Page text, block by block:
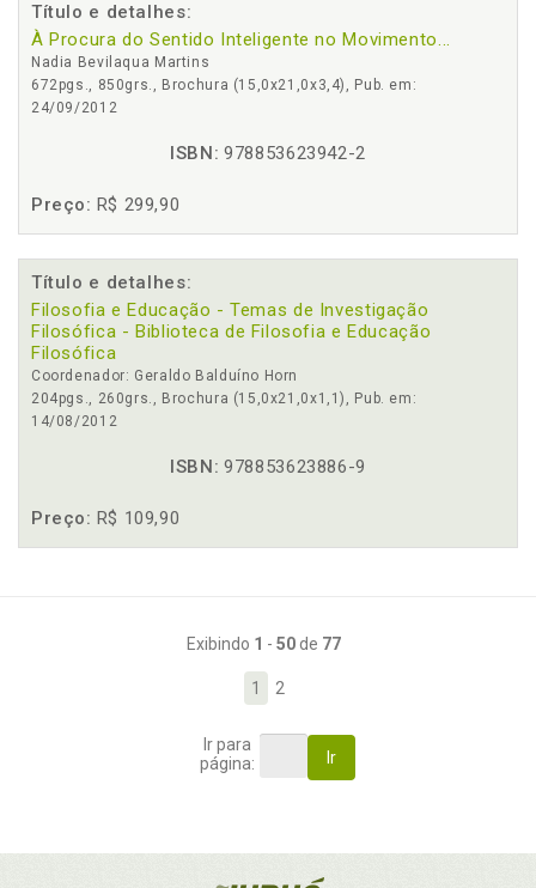
Título e detalhes:
À Procura do Sentido Inteligente no Movimento...
Nadia Bevilaqua Martins
672pgs., 850grs., Brochura (15,0x21,0x3,4), Pub. em:
24/09/2012
ISBN: 978853623942-2
Preço: R$ 299,90
Título e detalhes:
Filosofia e Educação - Temas de Investigação
Filosófica - Biblioteca de Filosofia e Educação
Filosófica
Coordenador: Geraldo Balduíno Horn
204pgs., 260grs., Brochura (15,0x21,0x1,1), Pub. em:
14/08/2012
ISBN: 978853623886-9
Preço: R$ 109,90
Exibindo 1 - 50de 77
1 2
Ir para
página:
Ir